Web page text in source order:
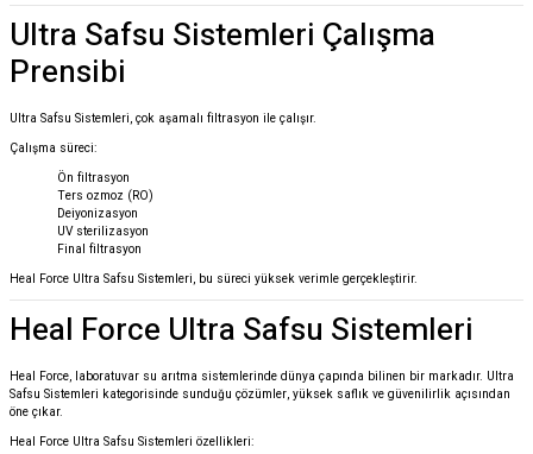
Ultra Safsu Sistemleri Çalışma
Prensibi
Ultra Safsu Sistemleri, çok aşamalı filtrasyon ile çalışır.
Çalışma süreci:
Ön filtrasyon
Ters ozmoz (RO)
Deiyonizasyon
UV sterilizasyon
Final filtrasyon
Heal Force Ultra Safsu Sistemleri, bu süreci yüksek verimle gerçekleştirir.
Heal Force Ultra Safsu Sistemleri
Heal Force, laboratuvar su arıtma sistemlerinde dünya çapında bilinen bir markadır. Ultra
Safsu Sistemleri kategorisinde sunduğu çözümler, yüksek saflık ve güvenilirlik açısından
öne çıkar.
Heal Force Ultra Safsu Sistemleri özellikleri: